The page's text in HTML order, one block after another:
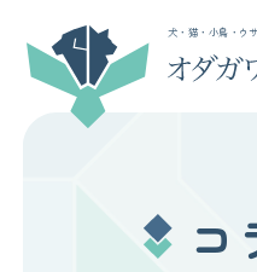
犬・猫・小鳥・ウ
コ